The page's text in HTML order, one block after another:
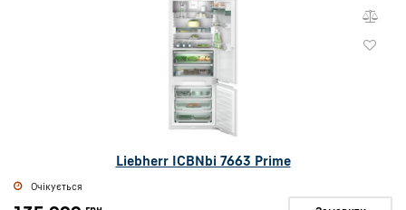
Liebherr ICBNbi 7663 Prime
Очікується